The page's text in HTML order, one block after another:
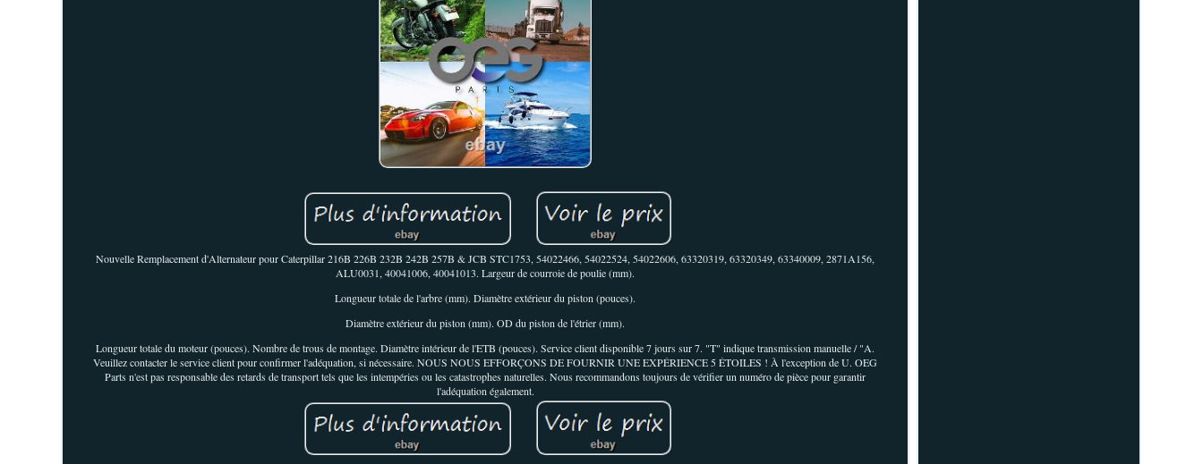
Nouvelle Remplacement d'Alternateur pour Caterpillar 216B 226B 232B 242B 257B & JCB STC1753, 54022466, 54022524, 54022606, 63320319, 63320349, 63340009, 2871A156,
ALU0031, 40041006, 40041013. Largeur de courroie de poulie (mm).
Longueur totale de l'arbre (mm). Diamètre extérieur du piston (pouces).
Diamètre extérieur du piston (mm). OD du piston de l'étrier (mm).
Longueur totale du moteur (pouces). Nombre de trous de montage. Diamètre intérieur de l'ETB (pouces). Service client disponible 7 jours sur 7. "T" indique transmission manuelle / "A.
Veuillez contacter le service client pour confirmer l'adéquation, si nécessaire. NOUS NOUS EFFORÇONS DE FOURNIR UNE EXPÉRIENCE 5 ÉTOILES ! À l'exception de U. OEG
Parts n'est pas responsable des retards de transport tels que les intempéries ou les catastrophes naturelles. Nous recommandons toujours de vérifier un numéro de pièce pour garantir
l'adéquation également.